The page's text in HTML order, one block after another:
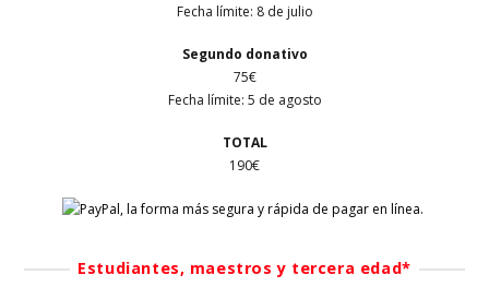
Fecha límite: 8 de julio
Segundo donativo
75€
Fecha límite: 5 de agosto
TOTAL
190€
Estudiantes, maestros y tercera edad*